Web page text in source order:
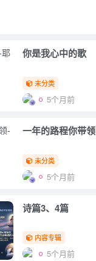
你是我心中的歌
未分类
5个月前
一年的路程你带领
未分类
5个月前
诗篇3、4篇
内容专辑
5个月前